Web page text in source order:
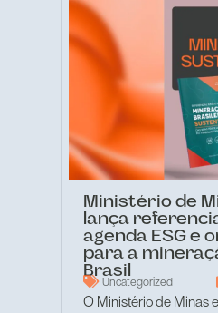
Ministério de
lança
agenda ESG e
para a
Brasil
Uncategorized
O Ministério de Minas